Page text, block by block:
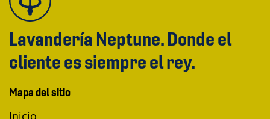
Lavandería Neptune. Donde el
cliente es siempre el rey.
Mapa del sitio
Inicio